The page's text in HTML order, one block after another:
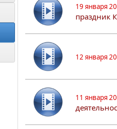
19 января
праздник
12 января
11 января